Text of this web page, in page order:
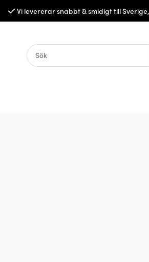
Vi levererar snabbt & smidigt till